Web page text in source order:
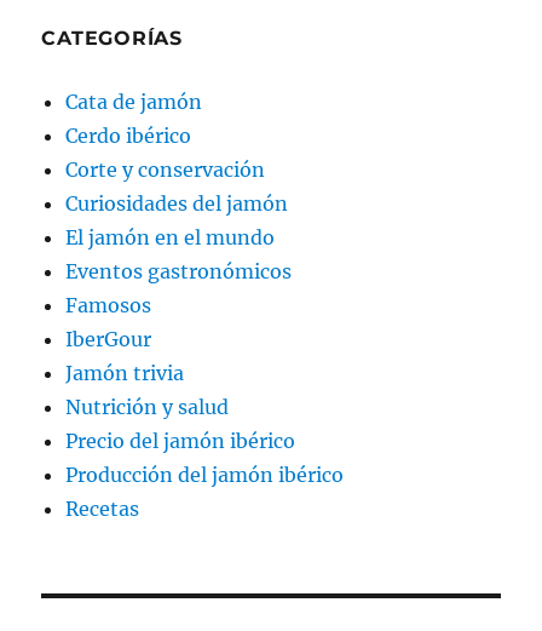
CATEGORÍAS
Cata de jamón
Cerdo ibérico
Corte y conservación
Curiosidades del jamón
El jamón en el mundo
Eventos gastronómicos
Famosos
IberGour
Jamón trivia
Nutrición y salud
Precio del jamón ibérico
Producción del jamón ibérico
Recetas